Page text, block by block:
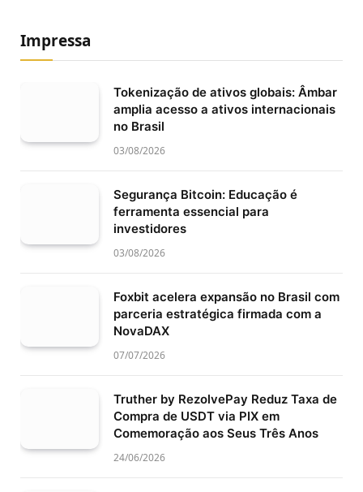
Impressa
Tokenização de ativos globais: Âmbar
amplia acesso a ativos internacionais
no Brasil
03/08/2026
Segurança Bitcoin: Educação é
ferramenta essencial para
investidores
03/08/2026
Foxbit acelera expansão no Brasil com
parceria estratégica firmada com a
NovaDAX
07/07/2026
Truther by RezolvePay Reduz Taxa de
Compra de USDT via PIX em
Comemoração aos Seus Três Anos
24/06/2026